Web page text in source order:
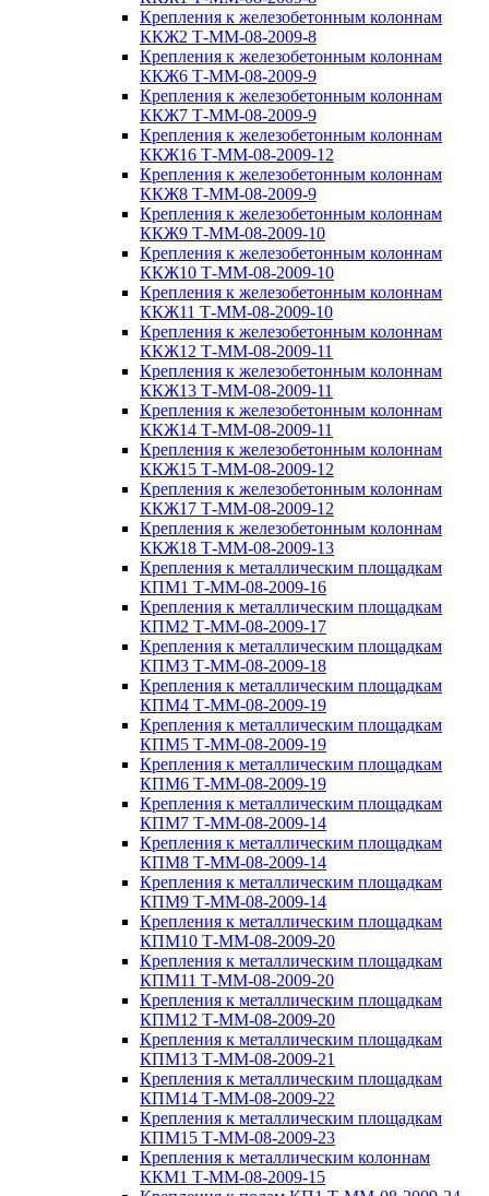
Крепления к железобетонным колоннам
ККЖ2 Т-ММ-08-2009-8
Крепления к железобетонным колоннам
ККЖ6 Т-ММ-08-2009-9
Крепления к железобетонным колоннам
ККЖ7 Т-ММ-08-2009-9
Крепления к железобетонным колоннам
ККЖ16 Т-ММ-08-2009-12
Крепления к железобетонным колоннам
ККЖ8 Т-ММ-08-2009-9
Крепления к железобетонным колоннам
ККЖ9 Т-ММ-08-2009-10
Крепления к железобетонным колоннам
ККЖ10 Т-ММ-08-2009-10
Крепления к железобетонным колоннам
ККЖ11 Т-ММ-08-2009-10
Крепления к железобетонным колоннам
ККЖ12 Т-ММ-08-2009-11
Крепления к железобетонным колоннам
ККЖ13 Т-ММ-08-2009-11
Крепления к железобетонным колоннам
ККЖ14 Т-ММ-08-2009-11
Крепления к железобетонным колоннам
ККЖ15 Т-ММ-08-2009-12
Крепления к железобетонным колоннам
ККЖ17 Т-ММ-08-2009-12
Крепления к железобетонным колоннам
ККЖ18 Т-ММ-08-2009-13
Крепления к металлическим площадкам
КПМ1 Т-ММ-08-2009-16
Крепления к металлическим площадкам
КПМ2 Т-ММ-08-2009-17
Крепления к металлическим площадкам
КПМ3 Т-ММ-08-2009-18
Крепления к металлическим площадкам
КПМ4 Т-ММ-08-2009-19
Крепления к металлическим площадкам
КПМ5 Т-ММ-08-2009-19
Крепления к металлическим площадкам
КПМ6 Т-ММ-08-2009-19
Крепления к металлическим площадкам
КПМ7 Т-ММ-08-2009-14
Крепления к металлическим площадкам
КПМ8 Т-ММ-08-2009-14
Крепления к металлическим площадкам
КПМ9 Т-ММ-08-2009-14
Крепления к металлическим площадкам
КПМ10 Т-ММ-08-2009-20
Крепления к металлическим площадкам
КПМ11 Т-ММ-08-2009-20
Крепления к металлическим площадкам
КПМ12 Т-ММ-08-2009-20
Крепления к металлическим площадкам
КПМ13 Т-ММ-08-2009-21
Крепления к металлическим площадкам
КПМ14 Т-ММ-08-2009-22
Крепления к металлическим площадкам
КПМ15 Т-ММ-08-2009-23
Крепления к металлическим колоннам
ККМ1 Т-ММ-08-2009-15